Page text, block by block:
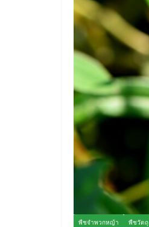
พืชจำพวกหญ้า พืชวัตถุ